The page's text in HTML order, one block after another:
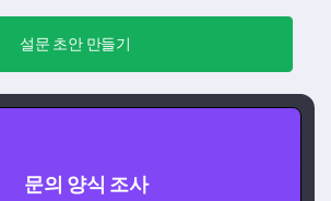
설문 초안 만들기
문의 양식 조사